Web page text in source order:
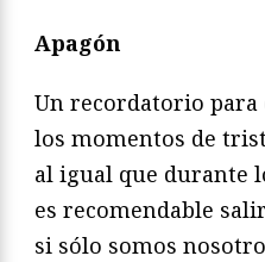
Apagón
Un recordatorio para
los momentos de
al igual que durante
es recomendable
si sólo somos